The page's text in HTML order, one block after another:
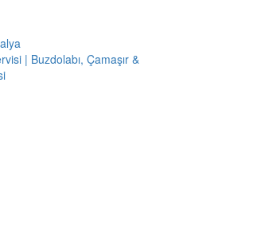
| Buzdolabı, Çamaşır &